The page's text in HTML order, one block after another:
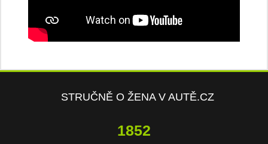
STRUČNĚ O ŽENA V AUTĚ.CZ
3813